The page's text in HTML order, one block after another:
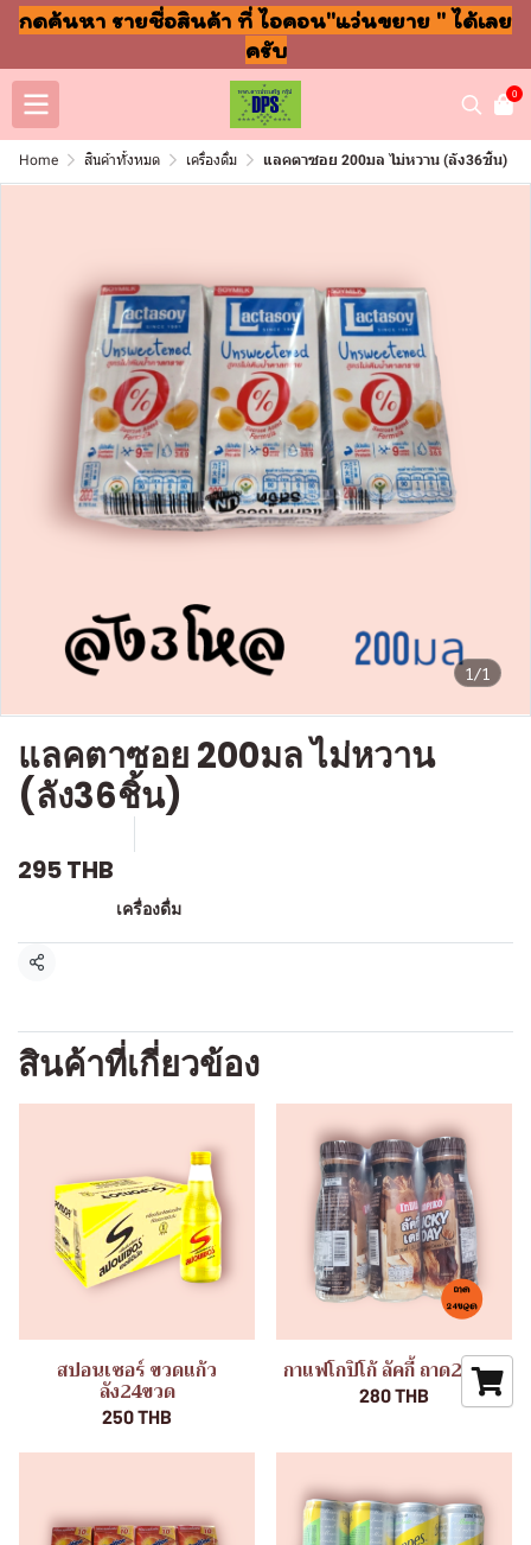
กดค้นหา รายชื่อสินค้า ที่ ไอคอน"แว่นขยาย " ได้เลย
ครับ
0
Home สินค้าทั้งหมด เครื่องดื่ม แลคตาซอย 200มล ไม่หวาน (ลัง36ชิ้น)
1/1
แลคตาซอย 200มล ไม่หวาน
(ลัง36ชิ้น)
295 THB
เครื่องดื่ม
แชร์
สินค้าที่เกี่ยวข้อง
สปอนเซอร์ ขวดแก้ว
ลัง24ขวด
250 THB
กาแฟโกปิโก้ ลัคกี้ ถาด24ขวด
280 THB